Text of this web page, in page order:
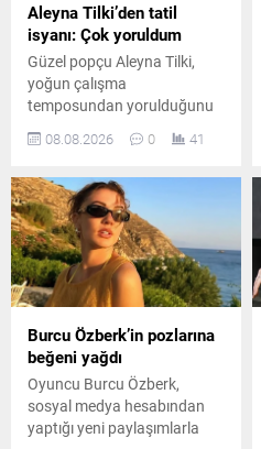
Aleyna Tilki’den tatil
isyanı: Çok yoruldum
Güzel popçu Aleyna Tilki,
yoğun çalışma
temposundan yorulduğunu
belirterek sosyal medya
hesabından yaptığı
getirdi.
08.08.2026 0 41
Burcu Özberk’in pozlarına
beğeni yağdı
Oyuncu Burcu Özberk,
sosyal medya hesabından
yaptığı yeni paylaşımlarla